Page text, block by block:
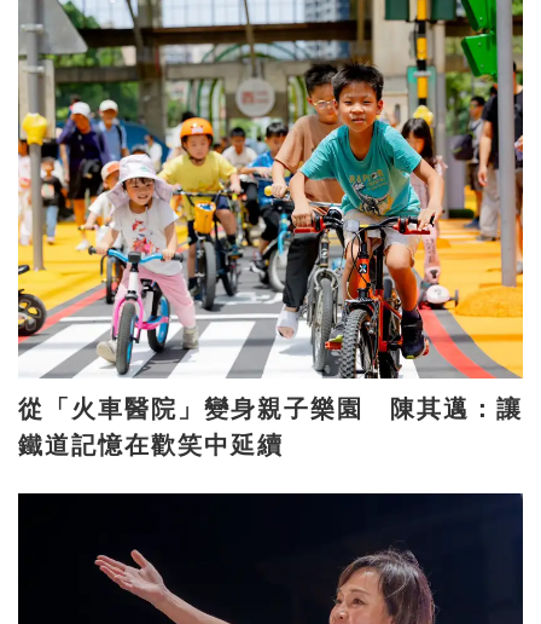
從「火車醫院」變身親子樂園 陳其邁：讓
鐵道記憶在歡笑中延續